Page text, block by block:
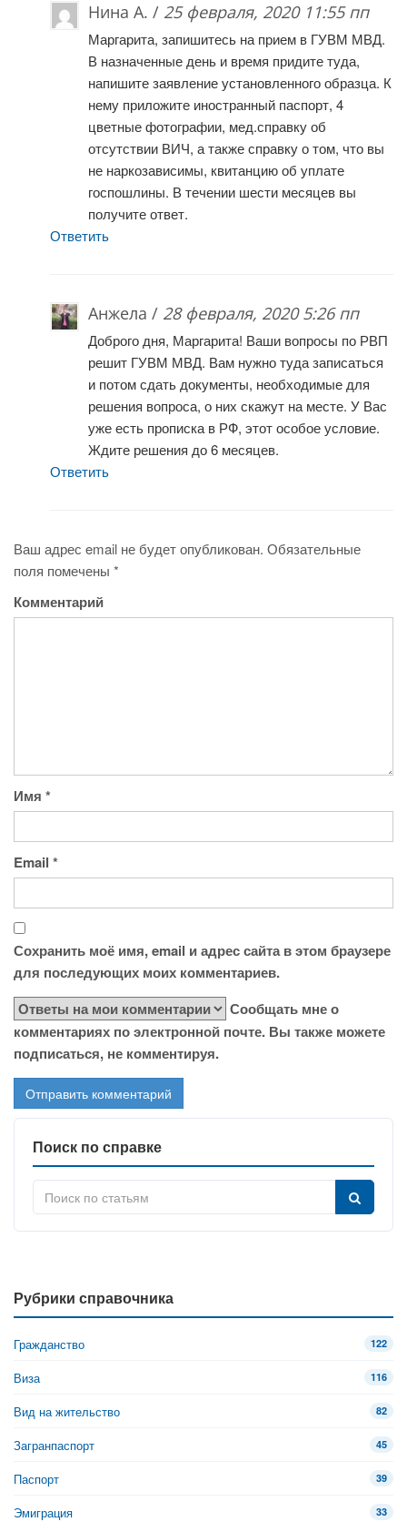
Нина А. / 25 февраля, 2020 11:55 пп
Маргарита, запишитесь на прием в ГУВМ МВД.
В назначенные день и время придите туда,
напишите заявление установленного образца. К
нему приложите иностранный паспорт, 4
цветные фотографии, мед.справку об
отсутствии ВИЧ, а также справку о том, что вы
не наркозависимы, квитанцию об уплате
госпошлины. В течении шести месяцев вы
получите ответ.
Ответить
Анжела / 28 февраля, 2020 5:26 пп
Доброго дня, Маргарита! Ваши вопросы по РВП
решит ГУВМ МВД. Вам нужно туда записаться
и потом сдать документы, необходимые для
решения вопроса, о них скажут на месте. У Вас
уже есть прописка в РФ, этот особое условие.
Ждите решения до 6 месяцев.
Ответить
Ваш адрес email не будет опубликован. Обязательные
поля помечены *
Комментарий
Имя *
Email *
Сохранить моё имя, email и адрес сайта в этом браузере
для последующих моих комментариев.
Сообщать мне о
комментариях по электронной почте. Вы также можете
подписаться, не комментируя.
Поиск по справке
Рубрики справочника
Гражданство 122
Виза 116
Вид на жительство 82
Загранпаспорт 45
Паспорт 39
Эмиграция 33